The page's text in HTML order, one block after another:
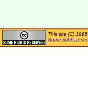
This site (C)
Some rights